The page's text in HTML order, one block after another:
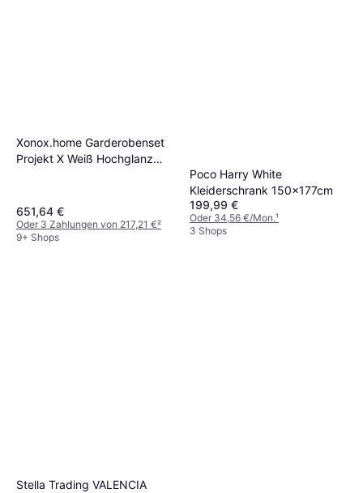
Xonox.home Garderobenset
Projekt X Weiß Hochglanz
651,64 €
Oder 3 Zahlungen von 217,21 €²
9+ Shops
Poco Harry White
Kleiderschrank 150x177cm
199,99 €
Oder 34,56 €/Mon.¹
3 Shops
Stella Trading VALENCIA